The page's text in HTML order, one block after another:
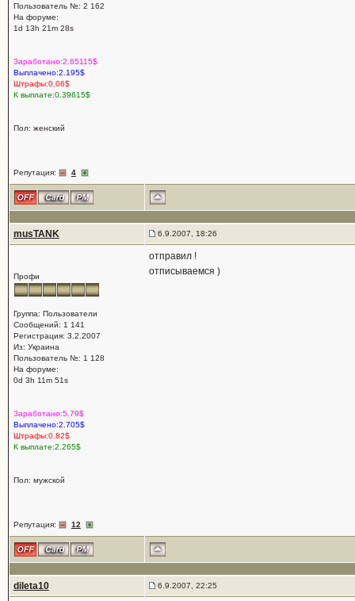
Пользователь №: 2 162
На форуме:
1d 13h 21m 28s
Заработано:2.65115$
Выплачено:2.195$
Штрафы:0.06$
К выплате:0.39615$
Пол: женский
Репутация: 4
musTANK 6.9.2007, 18:26
Профи
Группа: Пользователи
Сообщений: 1 141
Регистрация: 3.2.2007
Из: Украина
Пользователь №: 1 128
На форуме:
0d 3h 11m 51s
Заработано:5.79$
Выплачено:2.705$
Штрафы:0.82$
К выплате:2.265$
Пол: мужской
Репутация: 12
отправил !
отписываемся )
dileta10 6.9.2007, 22:25